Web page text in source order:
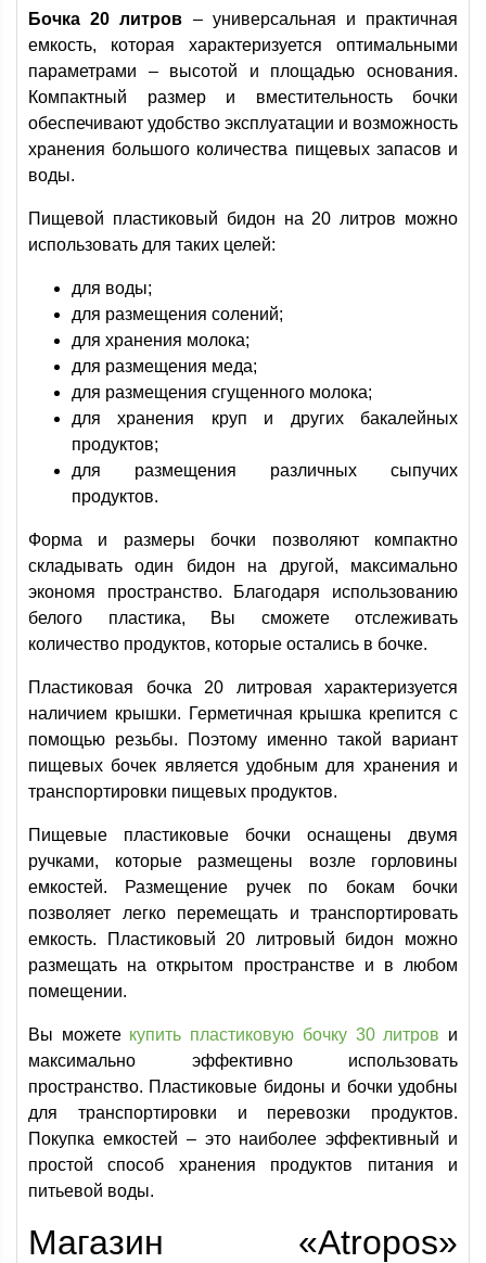
Бочка 20 литров – универсальная и практичная
емкость, которая характеризуется оптимальными
параметрами – высотой и площадью основания.
Компактный размер и вместительность бочки
обеспечивают удобство эксплуатации и возможность
хранения большого количества пищевых запасов и
воды.
Пищевой пластиковый бидон на 20 литров можно
использовать для таких целей:
для воды;
для размещения солений;
для хранения молока;
для размещения меда;
для размещения сгущенного молока;
для хранения круп и других бакалейных
продуктов;
для размещения различных сыпучих
продуктов.
Форма и размеры бочки позволяют компактно
складывать один бидон на другой, максимально
экономя пространство. Благодаря использованию
белого пластика, Вы сможете отслеживать
количество продуктов, которые остались в бочке.
Пластиковая бочка 20 литровая характеризуется
наличием крышки. Герметичная крышка крепится с
помощью резьбы. Поэтому именно такой вариант
пищевых бочек является удобным для хранения и
транспортировки пищевых продуктов.
Пищевые пластиковые бочки оснащены двумя
ручками, которые размещены возле горловины
емкостей. Размещение ручек по бокам бочки
позволяет легко перемещать и транспортировать
емкость. Пластиковый 20 литровый бидон можно
размещать на открытом пространстве и в любом
помещении.
Вы можете купить пластиковую бочку 30 литров и
максимально эффективно использовать
пространство. Пластиковые бидоны и бочки удобны
для транспортировки и перевозки продуктов.
Покупка емкостей – это наиболее эффективный и
простой способ хранения продуктов питания и
питьевой воды.
Магазин «Atropos»